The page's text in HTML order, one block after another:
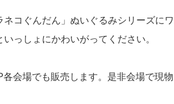
ネコぐんだん」ぬいぐるみシリーズに
いっしょにかわいがってください。
各会場でも販売します。是非会場で現物